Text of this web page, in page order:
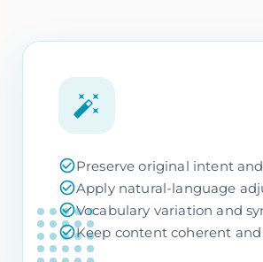
Preserve original intent
Apply natural-language
Vocabulary variation and
Keep content coherent